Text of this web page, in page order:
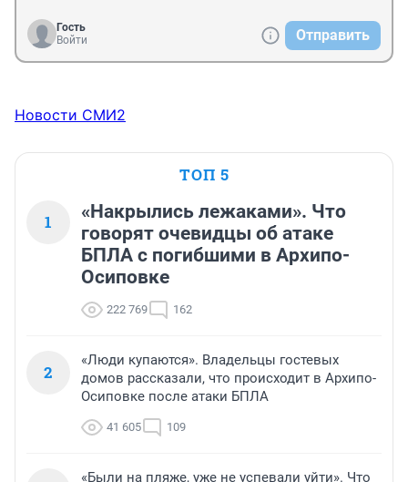
Гость
Войти
Отправить
Новости СМИ2
ТОП 5
1
«Накрылись лежаками». Что
говорят очевидцы об атаке
БПЛА с погибшими в Архипо-
Осиповке
222 769 162
2
«Люди купаются». Владельцы гостевых
домов рассказали, что происходит в Архипо-
Осиповке после атаки БПЛА
41 605 109
«Были на пляже, уже не успевали уйти». Что